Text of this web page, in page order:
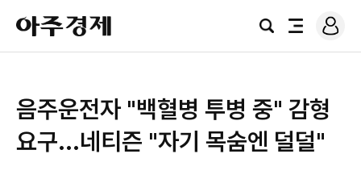
아
주
경
검
전
로
그
음주운전자 "백혈병 투병 중" 감형
요구...네티즌 "자기 목숨엔 덜덜"